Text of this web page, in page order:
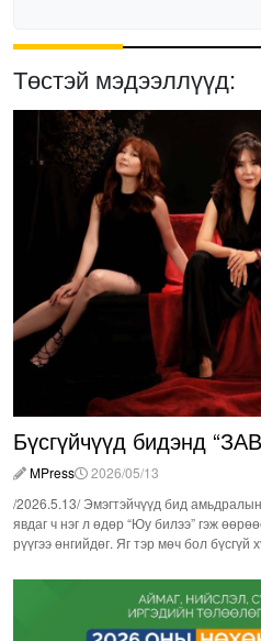
Төстэй мэдээллүүд:
Бүсгүйчүүд бидэнд
MPress
2026/05/13
/2026.5.13/ Эмэгтэйчүүд бид
явдаг ч нэг л өдөр “Юу билээ” гэж
рүүгээ өнгийдөг. Яг тэр мөч бол бүсгүй